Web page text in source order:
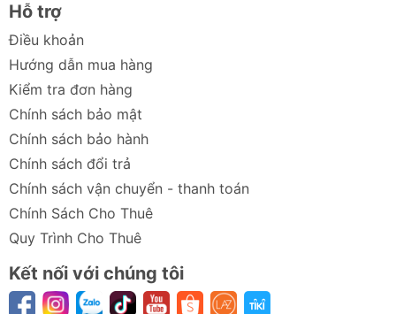
Hỗ trợ
Điều khoản
Hướng dẫn mua hàng
Kiểm tra đơn hàng
Chính sách bảo mật
Chính sách bảo hành
Chính sách đổi trả
Chính sách vận chuyển - thanh toán
Chính Sách Cho Thuê
Quy Trình Cho Thuê
Kết nối với chúng tôi